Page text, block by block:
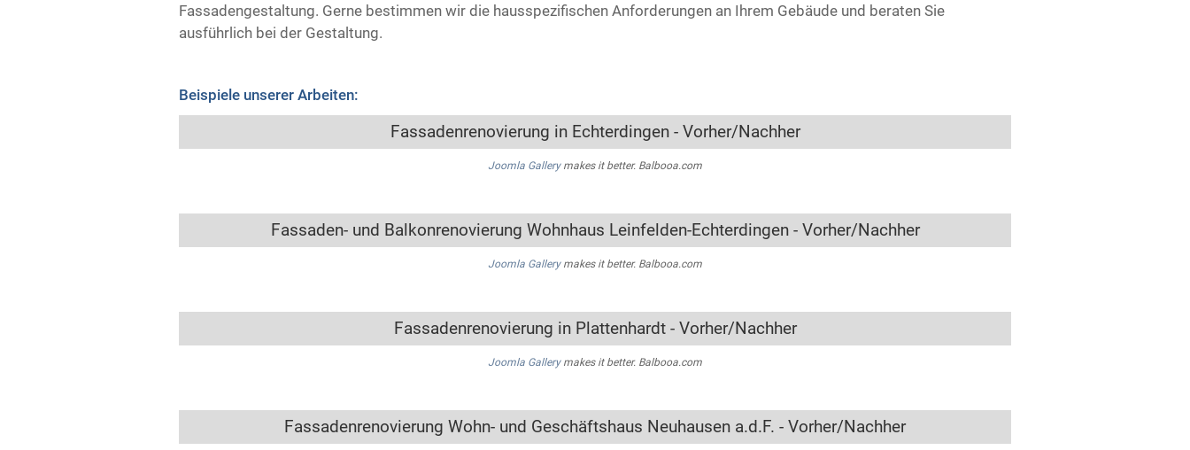
Fassadengestaltung. Gerne bestimmen wir die hausspezifischen Anforderungen an Ihrem Gebäude und beraten Sie
ausführlich bei der Gestaltung.
Beispiele unserer Arbeiten:
Fassadenrenovierung in Echterdingen - Vorher/Nachher
Joomla Gallerymakes it better. Balbooa.com
Fassaden- und Balkonrenovierung Wohnhaus Leinfelden-Echterdingen - Vorher/Nachher
Joomla Gallerymakes it better. Balbooa.com
Fassadenrenovierung in Plattenhardt - Vorher/Nachher
Joomla Gallerymakes it better. Balbooa.com
Fassadenrenovierung Wohn- und Geschäftshaus Neuhausen a.d.F. - Vorher/Nachher